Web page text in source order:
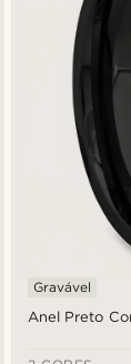
Anel Preto
Gravável